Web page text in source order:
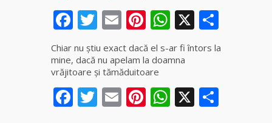
Facebook
Twitter
EmailPinterest
WhatsApp
X
Chiar nu știu exact dacă el s-ar fi întors la
mine, dacă nu apelam la doamna
vrăjitoare și tămăduitoare
Facebook
Twitter
EmailPinterest
WhatsApp
X